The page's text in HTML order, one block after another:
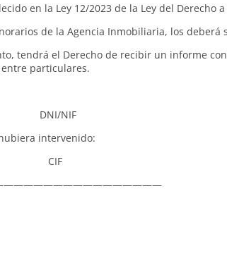
en la Ley 12/2023 de la Ley del Derecho
de la Agencia Inmobiliaria, los
tendrá el Derecho de recibir un informe
particulares.
NIF
intervenido: